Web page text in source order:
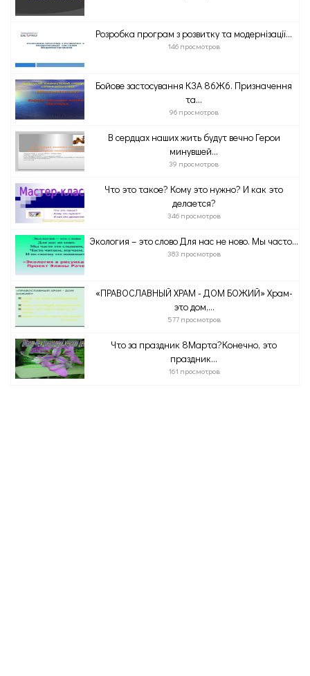
Розробка програм з розвитку та модернізації...
146 просмотров
Бойове застосування КЗА 86Ж6. Призначення
та...
96 просмотров
В сердцах наших жить будут вечно Герои
минувшей...
39 просмотров
Что это такое? Кому это нужно? И как это
делается?
346 просмотров
Экология – это слово Для нас не ново. Мы часто...
383 просмотров
«ПРАВОСЛАВНЫЙ ХРАМ - ДОМ БОЖИЙ» Храм-
это дом,...
577 просмотров
Что за праздник 8Марта?Конечно, это
праздник...
161 просмотров